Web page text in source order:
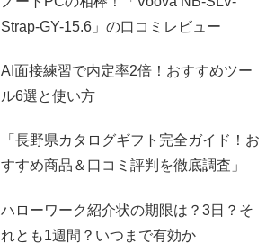
Strap-GY-15.6」の口コミレビュー
AI面接練習で内定率2倍！おすすめツー
ル6選と使い方
「長野県カタログギフト完全ガイド！お
すすめ商品＆口コミ評判を徹底調査」
ハローワーク紹介状の期限は？3日？そ
れとも1週間？いつまで有効か